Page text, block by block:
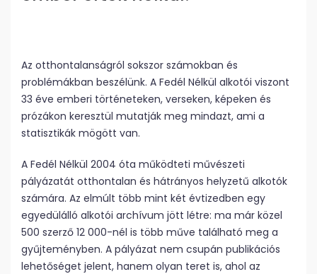
Az otthontalanságról sokszor számokban és
problémákban beszélünk. A Fedél Nélkül alkotói viszont
33 éve emberi történeteken, verseken, képeken és
prózákon keresztül mutatják meg mindazt, ami a
statisztikák mögött van.
A Fedél Nélkül 2004 óta működteti művészeti
pályázatát otthontalan és hátrányos helyzetű alkotók
számára. Az elmúlt több mint két évtizedben egy
egyedülálló alkotói archívum jött létre: ma már közel
500 szerző 12 000-nél is több műve található meg a
gyűjteményben. A pályázat nem csupán publikációs
lehetőséget jelent, hanem olyan teret is, ahol az